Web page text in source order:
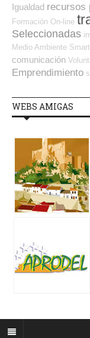
Igualdad recursos
Formación On-line
Seleccionadas
Medio Ambiente
comunicación
Emprendimiento
WEBS AMIGAS